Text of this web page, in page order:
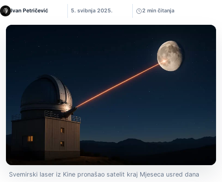
Ivan Petričević 5. svibnja 2025. 2 min čitanja
Svemirski laser iz Kine pronašao satelit kraj Mjeseca usred dana